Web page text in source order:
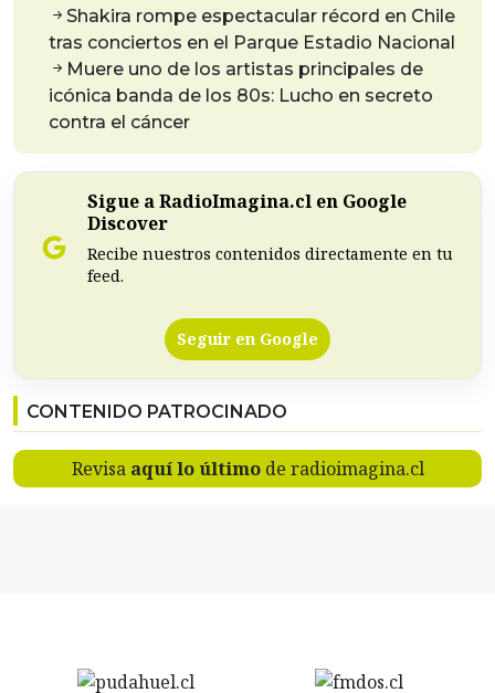
Shakira rompe espectacular récord en Chile
tras conciertos en el Parque Estadio Nacional
Muere uno de los artistas principales de
icónica banda de los 80s: Lucho en secreto
contra el cáncer
Sigue a RadioImagina.cl en Google
Discover
Recibe nuestros contenidos directamente en tu
feed.
Seguir en Google
CONTENIDO PATROCINADO
Revisa aquí lo últimode radioimagina.cl